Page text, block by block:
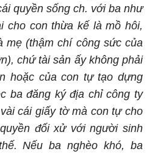
quyền sống ch. với ba như
cho con thừa kế là mồ hôi,
mẹ (thậm chí công sức của
chứ tài sản ấy không phải
hoặc của con tự tạo dựng
ba đăng ký địa chỉ công ty
cái giấy tờ mà con tự cho
đối xử với người sinh
Nếu ba nghèo khó, ba